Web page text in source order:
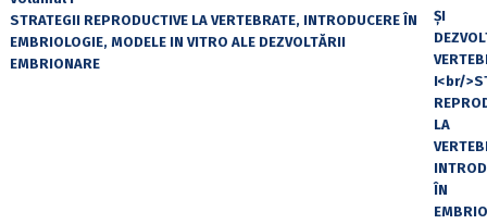
STRATEGII REPRODUCTIVE LA VERTEBRATE, INTRODUCERE ÎN
EMBRIOLOGIE, MODELE IN VITRO ALE DEZVOLTĂRII
EMBRIONARE